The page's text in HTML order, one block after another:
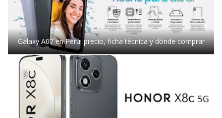
Galaxy A07 en Perú: precio, ficha técnica y dónde comprar